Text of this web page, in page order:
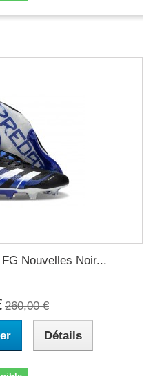
Nouvelles Noir...
260,00 €
Détails